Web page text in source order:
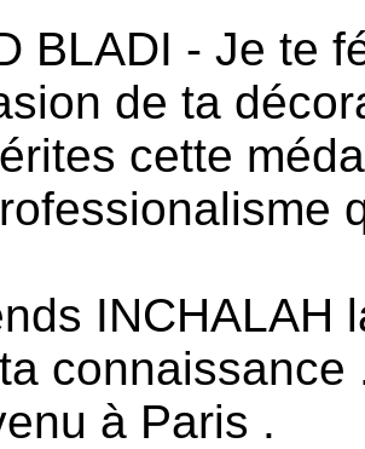
BLADI - Je te
de ta
cette
INCHALAH
à Paris .